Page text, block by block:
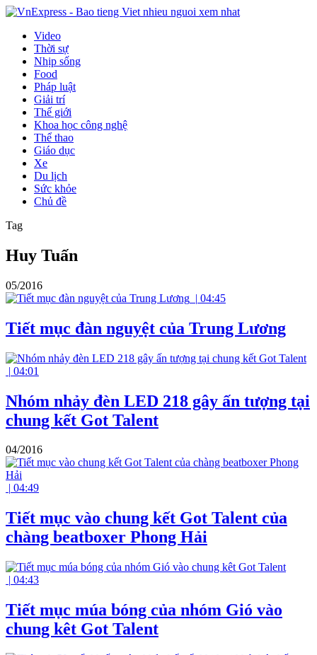
Video
Thời sự
Nhịp sống
Food
Pháp luật
Giải trí
Thế giới
Khoa học công nghệ
Thể thao
Giáo dục
Xe
Du lịch
Sức khỏe
Chủ đề
Tag
Huy Tuấn
05/2016
| 04:45
Tiết mục đàn nguyệt của Trung Lương
| 04:01
Nhóm nhảy đèn LED 218 gây ấn tượng tại
chung kết Got Talent
04/2016
| 04:49
Tiết mục vào chung kết Got Talent của
chàng beatboxer Phong Hải
| 04:43
Tiết mục múa bóng của nhóm Gió vào
chung kêt Got Talent